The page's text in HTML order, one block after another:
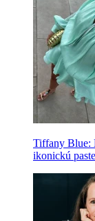
Tiffany Blue:
ikonickú